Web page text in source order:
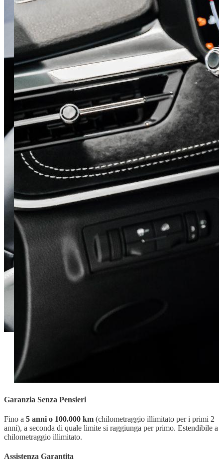
Garanzia Senza Pensieri
Fino a 5 anni o 100.000 km (chilometraggio illimitato per i primi 2
anni), a seconda di quale limite si raggiunga per primo. Estendibile a
chilometraggio illimitato.
Assistenza Garantita